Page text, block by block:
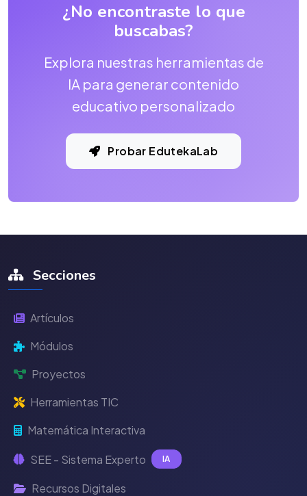
¿No encontraste lo que
buscabas?
Explora nuestras herramientas de
IA para generar contenido
educativo personalizado
Probar EdutekaLab
Secciones
Artículos
Módulos
Proyectos
Herramientas TIC
Matemática Interactiva
SEE - Sistema Experto IA
Recursos Digitales